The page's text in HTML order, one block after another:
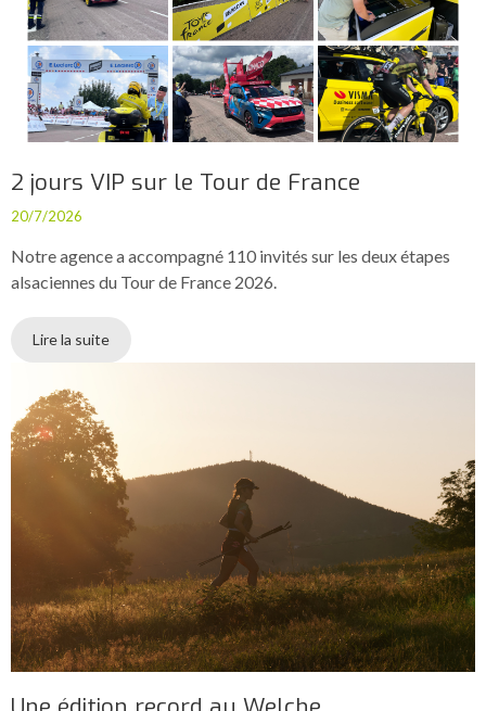
2 jours VIP sur le Tour de France
20/7/2026
Notre agence a accompagné 110 invités sur les deux étapes
alsaciennes du Tour de France 2026.
Lire la suite